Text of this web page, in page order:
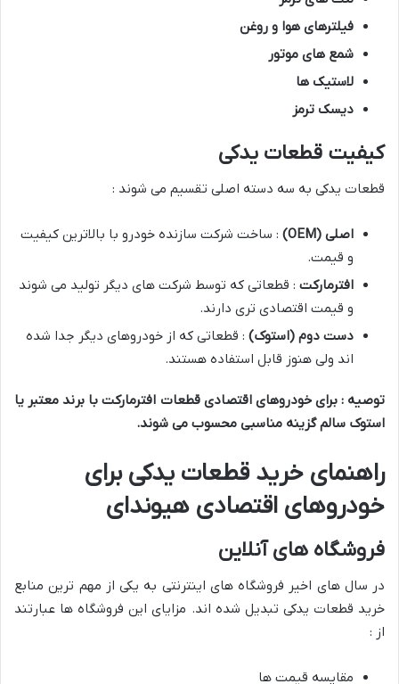
فیلترهای هوا و روغن
شمع های موتور
لاستیک ها
دیسک ترمز
کیفیت قطعات یدکی
قطعات یدکی به سه دسته اصلی تقسیم می شوند :
اصلی (OEM)
: ساخت شرکت سازنده خودرو با بالاترین کیفیت
و قیمت.
افترمارکت : قطعاتی که توسط شرکت های دیگر تولید می شوند
و قیمت اقتصادی تری دارند.
دست دوم (استوک) : قطعاتی که از خودروهای دیگر جدا شده
اند ولی هنوز قابل استفاده هستند.
توصیه : برای خودروهای اقتصادی قطعات افترمارکت با برند معتبر یا
استوک سالم گزینه مناسبی محسوب می شوند.
راهنمای خرید قطعات یدکی برای
خودروهای اقتصادی هیوندای
فروشگاه های آنلاین
در سال های اخیر فروشگاه های اینترنتی به یکی از مهم ترین منابع
خرید قطعات یدکی تبدیل شده اند. مزایای این فروشگاه ها عبارتند
از :
مقایسه قیمت ها